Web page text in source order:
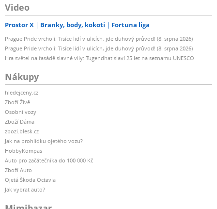
Video
Prostor X Branky, body, kokoti Fortuna liga
Prague Pride vrcholí: Tisíce lidí v ulicích, jde duhový průvod! (8. srpna 2026)
Prague Pride vrcholí: Tisíce lidí v ulicích, jde duhový průvod! (8. srpna 2026)
Hra světel na fasádě slavné vily: Tugendhat slaví 25 let na seznamu UNESCO
Nákupy
hledejceny.cz
Zboží Živě
Osobní vozy
Zboží Dáma
zbozi.blesk.cz
Jak na prohlídku ojetého vozu?
HobbyKompas
Auto pro začátečníka do 100 000 Kč
Zboží Auto
Ojetá Škoda Octavia
Jak vybrat auto?